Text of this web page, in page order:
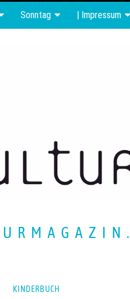
Sonntag | Impressum
KINDERBUCH